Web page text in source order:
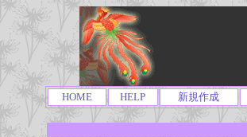
HOME HELP 新規作成